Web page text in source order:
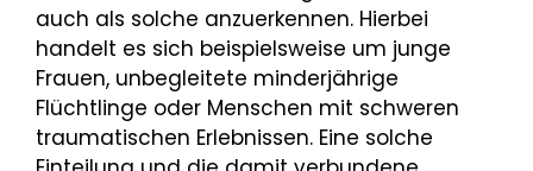
auch als solche anzuerkennen. Hierbei
handelt es sich beispielsweise um junge
Frauen, unbegleitete minderjährige
Flüchtlinge oder Menschen mit schweren
traumatischen Erlebnissen. Eine solche